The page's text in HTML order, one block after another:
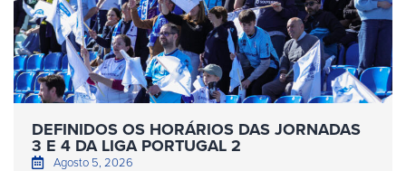
DEFINIDOS OS HORÁRIOS DAS JORNADAS
3 E 4 DA LIGA PORTUGAL 2
Agosto 5, 2026